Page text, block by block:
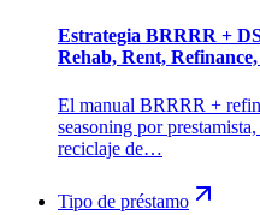
Estrategia BRRRR +
Rehab, Rent,
El manual BRRRR +
seasoning por
reciclaje de…
Tipo de préstamo